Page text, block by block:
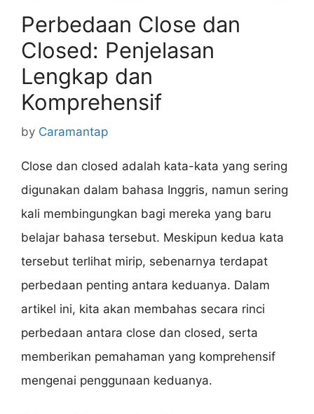
Perbedaan Close dan
Closed: Penjelasan
Lengkap dan
Komprehensif
by Caramantap
Close dan closed adalah kata-kata yang sering
digunakan dalam bahasa Inggris, namun sering
kali membingungkan bagi mereka yang baru
belajar bahasa tersebut. Meskipun kedua kata
tersebut terlihat mirip, sebenarnya terdapat
perbedaan penting antara keduanya. Dalam
artikel ini, kita akan membahas secara rinci
perbedaan antara close dan closed, serta
memberikan pemahaman yang komprehensif
mengenai penggunaan keduanya.